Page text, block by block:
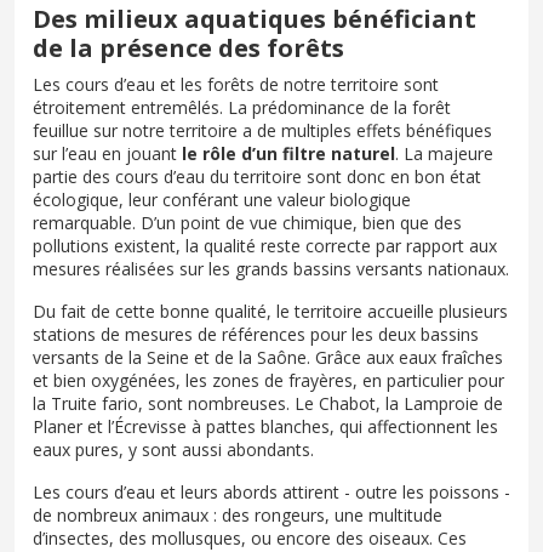
Des milieux aquatiques bénéficiant
de la présence des forêts
Les cours d’eau et les forêts de notre territoire sont
étroitement entremêlés. La prédominance de la forêt
feuillue sur notre territoire a de multiples effets bénéfiques
sur l’eau en jouant le rôle d’un filtre naturel. La majeure
partie des cours d’eau du territoire sont donc en bon état
écologique, leur conférant une valeur biologique
remarquable. D’un point de vue chimique, bien que des
pollutions existent, la qualité reste correcte par rapport aux
mesures réalisées sur les grands bassins versants nationaux.
Du fait de cette bonne qualité, le territoire accueille plusieurs
stations de mesures de références pour les deux bassins
versants de la Seine et de la Saône. Grâce aux eaux fraîches
et bien oxygénées, les zones de frayères, en particulier pour
la Truite fario, sont nombreuses. Le Chabot, la Lamproie de
Planer et l’Écrevisse à pattes blanches, qui affectionnent les
eaux pures, y sont aussi abondants.
Les cours d’eau et leurs abords attirent - outre les poissons -
de nombreux animaux : des rongeurs, une multitude
d’insectes, des mollusques, ou encore des oiseaux. Ces